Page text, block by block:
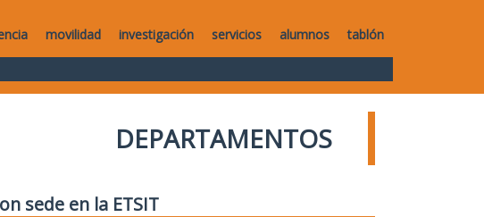
movilidad investigación servicios alumnos tablón
DEPARTAMENTOS
sede en la ETSIT